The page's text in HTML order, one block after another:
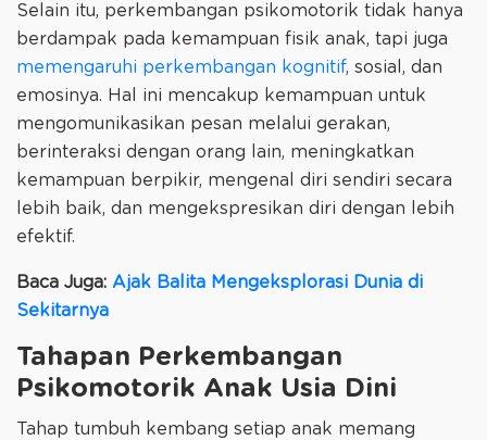
Selain itu, perkembangan psikomotorik tidak hanya
berdampak pada kemampuan fisik anak, tapi juga
memengaruhi perkembangan kognitif, sosial, dan
emosinya. Hal ini mencakup kemampuan untuk
mengomunikasikan pesan melalui gerakan,
berinteraksi dengan orang lain, meningkatkan
kemampuan berpikir, mengenal diri sendiri secara
lebih baik, dan mengekspresikan diri dengan lebih
efektif.
Baca Juga: Ajak Balita Mengeksplorasi Dunia di
Sekitarnya
Tahapan Perkembangan
Psikomotorik Anak Usia Dini
Tahap tumbuh kembang setiap anak memang